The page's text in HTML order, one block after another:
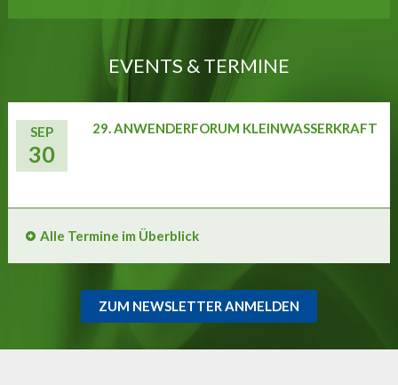
EVENTS & TERMINE
SEP
30
29. ANWENDERFORUM KLEINWASSERKRAFT
Alle Termine im Überblick
ZUM NEWSLETTER ANMELDEN